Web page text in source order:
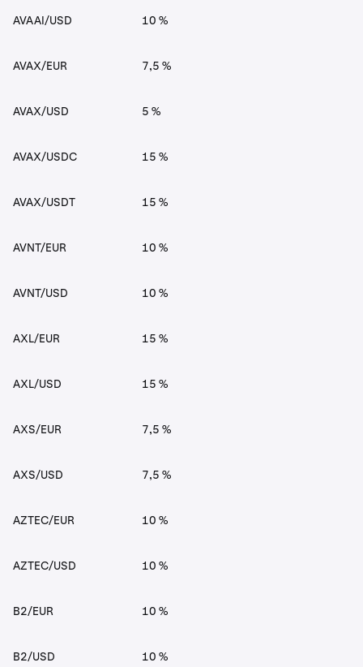
AVAAI/USD 10 %
AVAX/EUR 7,5 %
AVAX/USD 5 %
AVAX/USDC 15 %
AVAX/USDT 15 %
AVNT/EUR 10 %
AVNT/USD 10 %
AXL/EUR 15 %
AXL/USD 15 %
AXS/EUR 7,5 %
AXS/USD 7,5 %
AZTEC/EUR 10 %
AZTEC/USD 10 %
B2/EUR 10 %
B2/USD 10 %